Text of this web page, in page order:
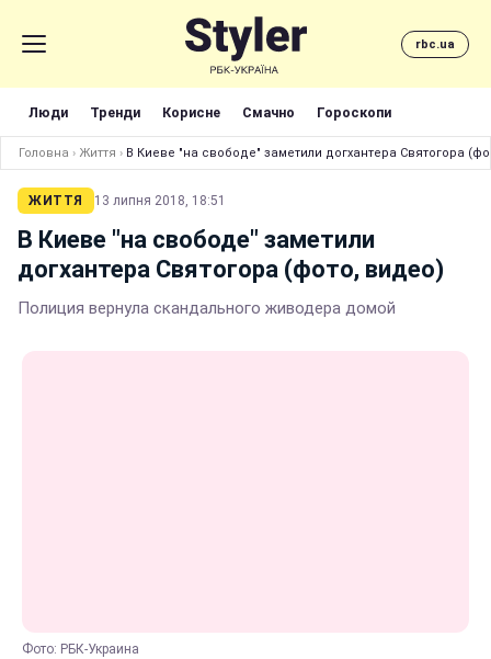
rbc.ua
Люди Тренди Корисне Смачно Гороскопи
Головна › Життя › В Киеве "на свободе" заметили догхантера Святогора
ЖИТТЯ 13 липня 2018, 18:51
В Киеве "на свободе" заметили
догхантера Святогора (фото, видео)
Полиция вернула скандального живодера домой
Фото: РБК-Украина